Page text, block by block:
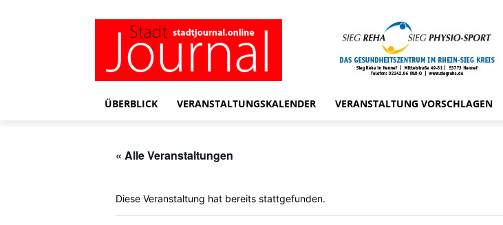
ÜBERBLICK VERANSTALTUNGSKALENDER VERANSTALTUNG VORSCHLAGEN
« Alle Veranstaltungen
Diese Veranstaltung hat bereits stattgefunden.